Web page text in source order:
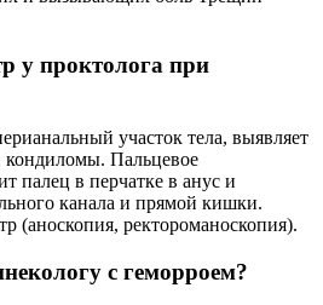
у проктолога при
участок тела, выявляет
Пальцевое
палец в перчатке в анус и
канала и прямой кишки.
(аноскопия, ректороманоскопия).
с геморроем?